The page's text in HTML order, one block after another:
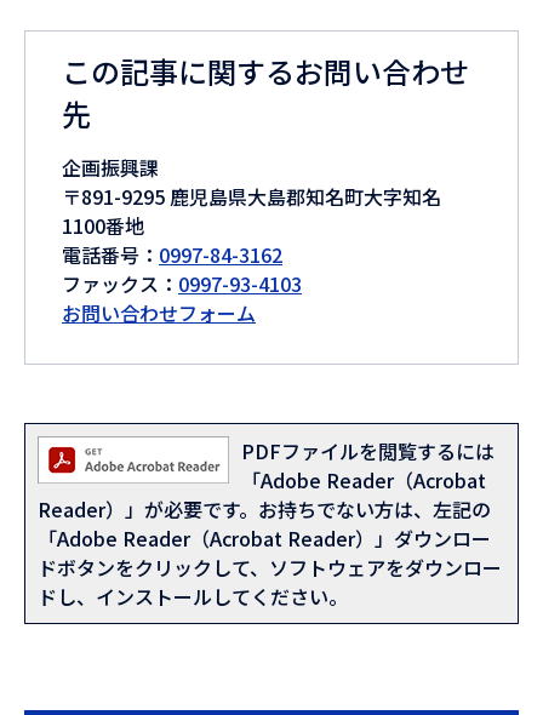
この記事に関するお問い合わせ
先
企画振興課
〒891-9295 鹿児島県大島郡知名町大字知名
1100番地
電話番号： 0997-84-3162
ファックス： 0997-93-4103
お問い合わせフォーム
PDFファイルを閲覧するには
「Adobe Reader（Acrobat
Reader）」が必要です。お持ちでない方は、左記の
「Adobe Reader（Acrobat Reader）」ダウンロー
ドボタンをクリックして、ソフトウェアをダウンロー
ドし、インストールしてください。